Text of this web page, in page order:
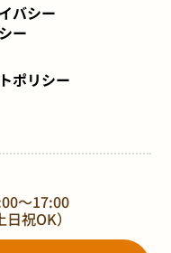
バシー
ー
ポリシー
～17:00
日祝OK）